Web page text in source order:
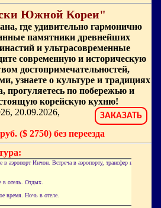
Южной Кореи"
где удивительно гармонично
памятники древнейших
и ультрасовременные
современную и историческую
достопримечательностей,
узнаете о культуре и традициях
прогуляетесь по побережью и
корейскую кухню!
ЗАКАЗАТЬ
20.09.2026,
($ 2750) без переезда
в аэропорт Инчон. Встреча в аэропорту, трансфер в
в отель. Отдых.
время. Ночь в отеле.